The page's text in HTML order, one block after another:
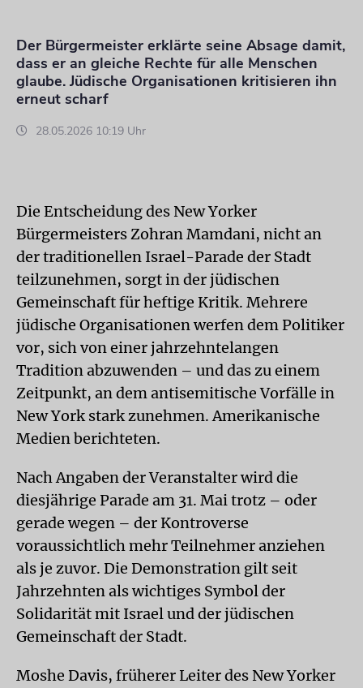
Der Bürgermeister erklärte seine Absage damit,
dass er an gleiche Rechte für alle Menschen
glaube. Jüdische Organisationen kritisieren ihn
erneut scharf
28.05.2026 10:19 Uhr
Die Entscheidung des New Yorker
Bürgermeisters Zohran Mamdani, nicht an
der traditionellen Israel-Parade der Stadt
teilzunehmen, sorgt in der jüdischen
Gemeinschaft für heftige Kritik. Mehrere
jüdische Organisationen werfen dem Politiker
vor, sich von einer jahrzehntelangen
Tradition abzuwenden – und das zu einem
Zeitpunkt, an dem antisemitische Vorfälle in
New York stark zunehmen. Amerikanische
Medien berichteten.
Nach Angaben der Veranstalter wird die
diesjährige Parade am 31. Mai trotz – oder
gerade wegen – der Kontroverse
voraussichtlich mehr Teilnehmer anziehen
als je zuvor. Die Demonstration gilt seit
Jahrzehnten als wichtiges Symbol der
Solidarität mit Israel und der jüdischen
Gemeinschaft der Stadt.
Moshe Davis, früherer Leiter des New Yorker